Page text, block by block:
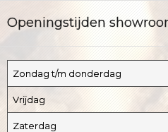
Openingstijden
Zondag t/m donderdag
Vrijdag
Zaterdag